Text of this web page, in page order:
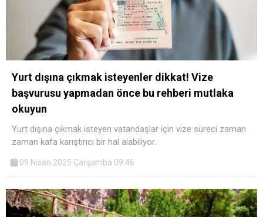
Yurt dışına çıkmak isteyenler dikkat! Vize
başvurusu yapmadan önce bu rehberi mutlaka
okuyun
Yurt dışına çıkmak isteyen vatandaşlar için vize süreci zaman
zaman kafa karıştırıcı bir hal alabiliyor.
09 Nisan 2025 Çarşamba 09:46